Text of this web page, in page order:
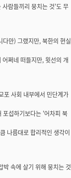
람들끼리 뭉치는 것'도 무
만) 그랬지만, 북한의 현실
쩌네 떠들지만, 윗선의 개
포 사회 내부에서 민단계가
포섭하기보다는 '어차피 북
나름대로 합리적인 생각이
속에 살기 위해 뭉치는 것